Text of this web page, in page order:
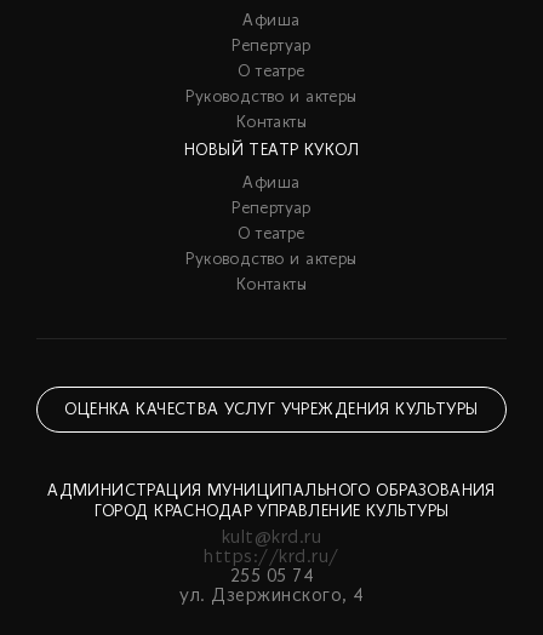
Афиша
Репертуар
О театре
Руководство и актеры
Контакты
НОВЫЙ ТЕАТР КУКОЛ
Афиша
Репертуар
О театре
Руководство и актеры
Контакты
ОЦЕНКА КАЧЕСТВА УСЛУГ УЧРЕЖДЕНИЯ КУЛЬТУРЫ
АДМИНИСТРАЦИЯ МУНИЦИПАЛЬНОГО ОБРАЗОВАНИЯ
ГОРОД КРАСНОДАР УПРАВЛЕНИЕ КУЛЬТУРЫ
kult@krd.ru
https://krd.ru/
255 05 74
ул. Дзержинского, 4